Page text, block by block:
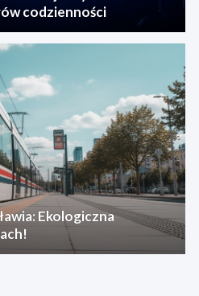
codzienności
Ekologiczna